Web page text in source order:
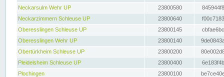
Neckarsulm Wehr UP
23800580
Neckarzimmern Schleuse UP
23800640
Oberesslingen Schleuse UP
23800145
Oberesslingen Wehr UP
23800140
Obertürkheim Schleuse UP
23800200
Pleidelsheim Schleuse UP
23800400
Plochingen
23800100